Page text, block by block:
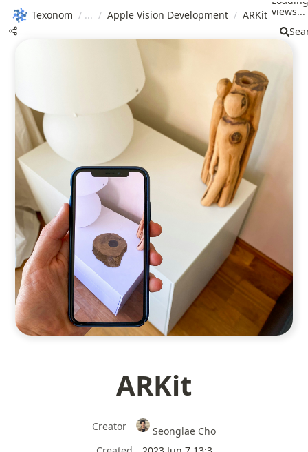
Texonom / / Apple Vision Development / ARKit views...
ARKit
Creator
Seonglae Cho